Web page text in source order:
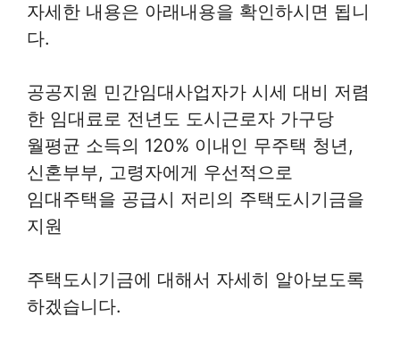
자세한 내용은 아래내용을 확인하시면 됩니
다.
공공지원 민간임대사업자가 시세 대비 저렴
한 임대료로 전년도 도시근로자 가구당
월평균 소득의 120% 이내인 무주택 청년,
신혼부부, 고령자에게 우선적으로
임대주택을 공급시 저리의 주택도시기금을
지원
주택도시기금에 대해서 자세히 알아보도록
하겠습니다.